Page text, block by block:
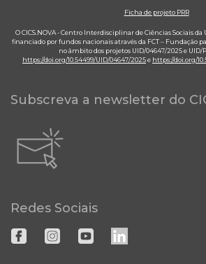
Ficha de projeto PRR
O CICS.NOVA - Centro Interdisciplinar de Ciências Sociais da
financiado por fundos nacionais através da FCT – Fundação
no âmbito dos projetos UID/04647/2025 e UID/
https://doi.org/10.54499/UID/04647/2025e https://doi.org/
Subscreva a newsletter do
Redes Sociais